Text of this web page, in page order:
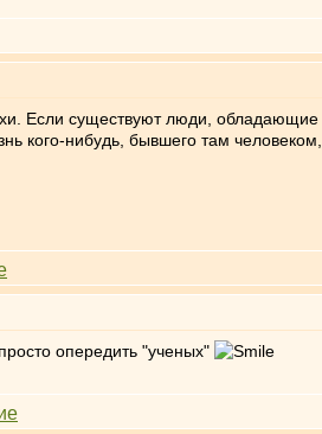
Если существуют люди, обладающие
кого-нибудь, бывшего там
опередить "ученых"